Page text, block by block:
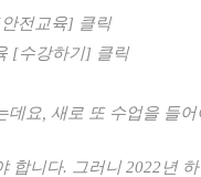
안전교육] 클릭
[수강하기] 클릭
데요, 새로 또 수업을 들어
합니다. 그러니 2022 년